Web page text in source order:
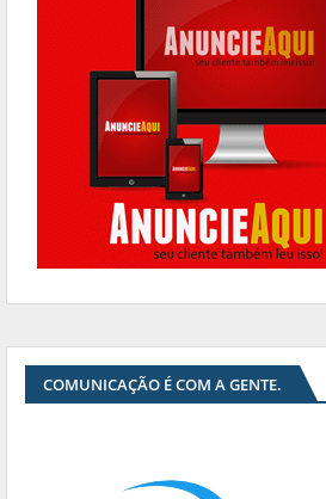
COMUNICAÇÃO É COM A GENTE.